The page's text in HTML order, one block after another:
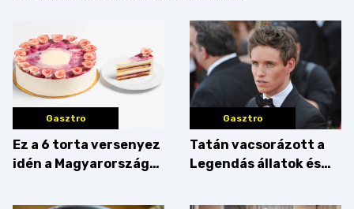
Gasztro
Ez a 6 torta versenyez
idén a Magyarország
Gasztro
Tatán vacsorázott a
Legendás állatok és